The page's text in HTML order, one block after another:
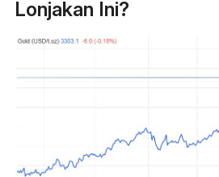
Lonjakan Ini?